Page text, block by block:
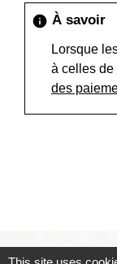
info À savoir
Lorsque
à celles de
des